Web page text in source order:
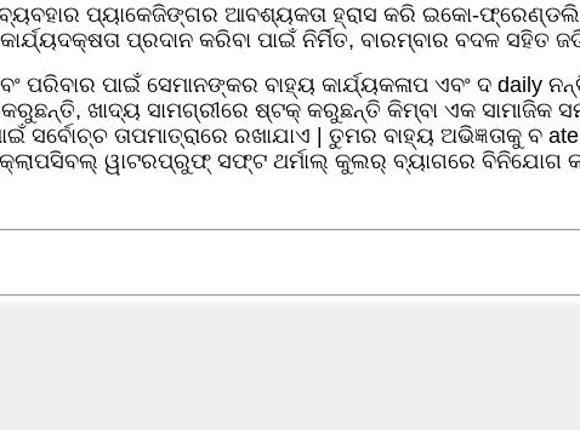
ପ୍ୟାକେଜିଙ୍ଗର ଆବଶ୍ୟକତା ହ୍ରାସ କରି ଇକୋ-
ପ୍ରଦାନ କରିବା ପାଇଁ ନିର୍ମିତ, ବାରମ୍ବାର ବଦଳ
ପାଇଁ ସେମାନଙ୍କର ବାହ୍ୟ କାର୍ଯ୍ୟକଳାପ ଏବଂ ଦ daily
ଖାଦ୍ୟ ସାମଗ୍ରୀରେ ଷ୍ଟକ୍ କରୁଛନ୍ତି କିମ୍ବା ଏକ
ତାପମାତ୍ରାରେ ରଖାଯାଏ | ତୁମର ବାହ୍ୟ ଅଭିଜ୍ଞତାକୁ ବ
କ୍ଲାପସିବଲ୍ ୱାଟରପ୍ରୁଫ୍ ସଫ୍ଟ ଥର୍ମାଲ୍ କୁଲର୍ ବ୍ୟାଗରେ ବିନିଯୋଗ